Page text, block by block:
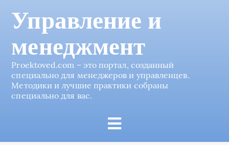
Управление и
менеджмент
Proektoved.com – это портал, созданный
специально для менеджеров и управленцев.
Методики и лучшие практики собраны
специально для вас.